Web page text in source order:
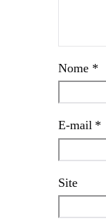
Nome *
E-mail *
Site